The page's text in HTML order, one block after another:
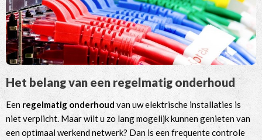
Het belang van een regelmatig onderhoud
Een regelmatig onderhoud van uw elektrische installaties is
niet verplicht. Maar wilt u zo lang mogelijk kunnen genieten van
een optimaal werkend netwerk? Dan is een frequente controle